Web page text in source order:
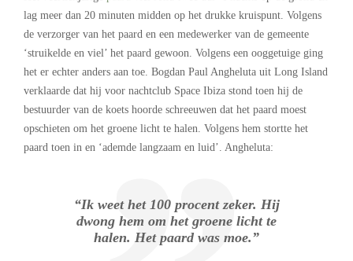
lag meer dan 20 minuten midden op het drukke kruispunt. Volgens
de verzorger van het paard en een medewerker van de gemeente
‘struikelde en viel’ het paard gewoon. Volgens een ooggetuige ging
het er echter anders aan toe. Bogdan Paul Angheluta uit Long Island
verklaarde dat hij voor nachtclub Space Ibiza stond toen hij de
bestuurder van de koets hoorde schreeuwen dat het paard moest
opschieten om het groene licht te halen. Volgens hem stortte het
paard toen in en ‘ademde langzaam en luid’. Angheluta:
“Ik weet het 100 procent zeker. Hij
dwong hem om het groene licht te
halen. Het paard was moe.”